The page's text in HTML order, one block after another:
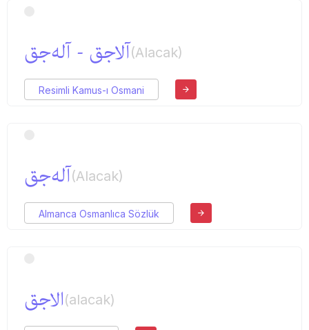
آلاجق - آله‌جق(Alacak)
Resimli Kamus-ı Osmani
آله‌جق(Alacak)
Almanca Osmanlıca Sözlük
الاجق(alacak)